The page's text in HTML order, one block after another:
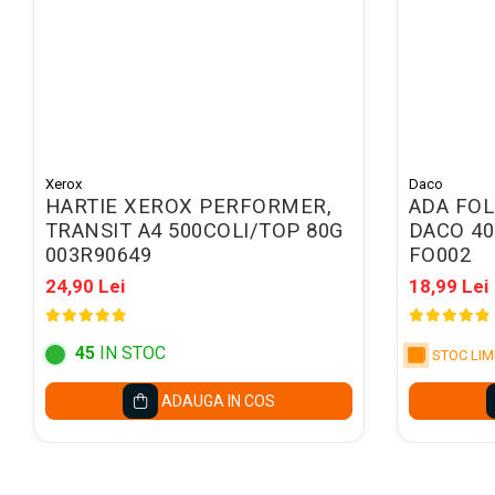
Folii de Ambalare
Pungi cu fermoar
Sfoara si Elastice
Suporturi si mape carti vizita
ARTICOLE DE BIROU
Suporturi instrumente de scris
Suporturi verticale pentru
documente
Xerox
HARTIE XEROX PERFORMER,
TRANSIT A4 500COLI/TOP 80G
003R90649
24,90 Lei
45IN STOC
ADAUGA IN COS
Daco
ADA
DACO
FO002
18,99 Lei
STOC